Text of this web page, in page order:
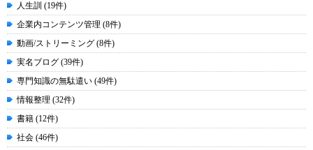
人生訓 (19件)
企業内コンテンツ管理 (8件)
動画/ストリーミング (8件)
実名ブログ (39件)
専門知識の無駄遣い (49件)
情報整理 (32件)
書籍 (12件)
社会 (46件)